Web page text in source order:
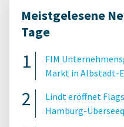
Meistgelesene
Tage
FIM
Markt in Albstadt-
Lindt eröffnet
Hamburg-